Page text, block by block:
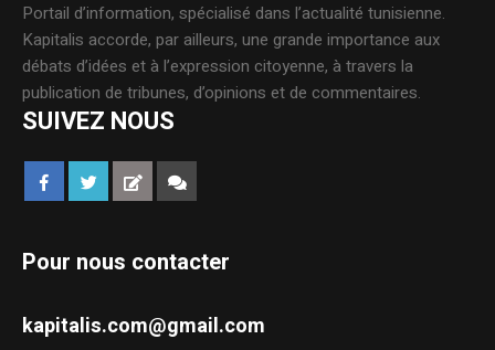
Portail d’information, spécialisé dans l’actualité tunisienne.
Kapitalis accorde, par ailleurs, une grande importance aux
débats d’idées et à l’expression citoyenne, à travers la
publication de tribunes, d’opinions et de commentaires.
SUIVEZ NOUS
Pour nous contacter
kapitalis.com@gmail.com